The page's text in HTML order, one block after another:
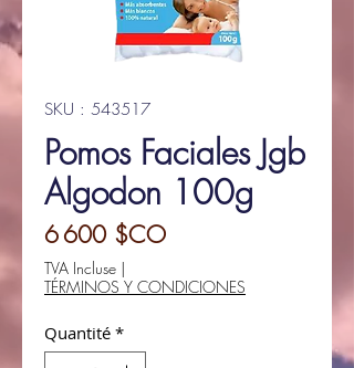
SKU : 543517
Pomos Faciales Jgb
Algodon 100g
6 600 $COPrix
TVA Incluse |
TÉRMINOS Y CONDICIONES
Quantité *